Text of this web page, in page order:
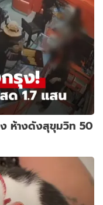
ห้างดังสุขุมวิท 50